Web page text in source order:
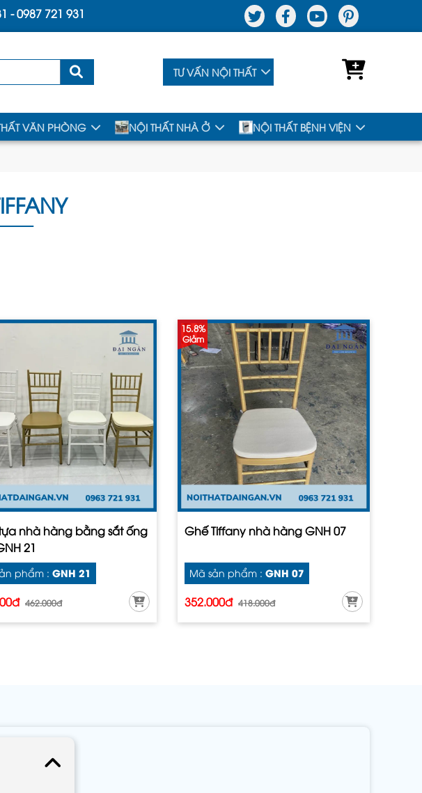
-0987 721 931
TƯ VẤN NỘI THẤT
VĂN PHÒNG NỘI THẤT NHÀ Ở NỘI THẤT BỆNH VIỆN
nhà hàng bằng sắt ống
21
phẩm : GNH 21
462.000đ
15.8%
Giảm
Ghế Tiffany nhà hàng GNH 07
Mã sản phẩm : GNH 07
352.000đ 418.000đ